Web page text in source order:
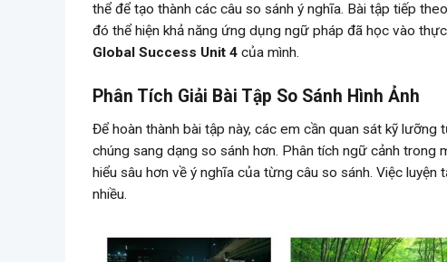
thể để tạo thành các câu so sánh ý nghĩa. Bài tập tiếp
đó thể hiện khả năng ứng dụng ngữ pháp đã học vào
Global Success Unit 4 của mình.
Phân Tích Giải Bài Tập So Sánh Hình Ảnh
Để hoàn thành bài tập này, các em cần quan sát kỹ
chúng sang dạng so sánh hơn. Phân tích ngữ cảnh
hiểu sâu hơn về ý nghĩa của từng câu so sánh. Việc
nhiều.